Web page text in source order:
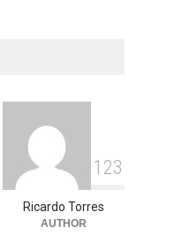
News,Conciertos
Raros anuncia show
BB de la
de México
ARTICULO ,Breaking
1 23
Ricardo Torres
AUTHOR